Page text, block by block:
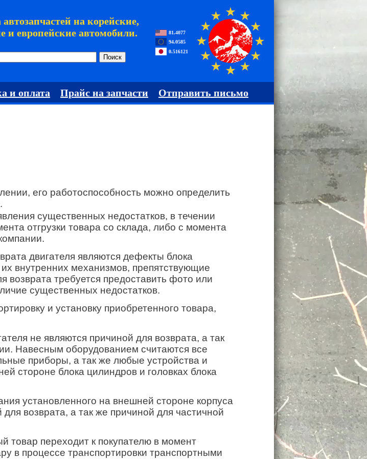
на корейские,
и европейские автомобили.
81.4077
94.0585
0.516121
и оплата Прайс на запчасти Отправить письмо
его работоспособность можно определить
существенных недостатков, в течении
отгрузки товара со склада, либо с момента
двигателя являются дефекты блока
внутренних механизмов, препятствующие
возврата требуется предоставить фото или
существенных недостатков.
и установку приобретенного товара,
не являются причиной для возврата, а так
Навесным оборудованием считаются все
приборы, а так же любые устройства и
стороне блока цилиндров и головках блока
установленного на внешней стороне корпуса
возврата, а так же причиной для частичной
товар переходит к покупателю в момент
в процессе транспортировки транспортными